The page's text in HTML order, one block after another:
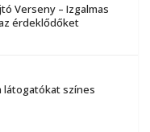
Verseny – Izgalmas
érdeklődőket
látogatókat színes